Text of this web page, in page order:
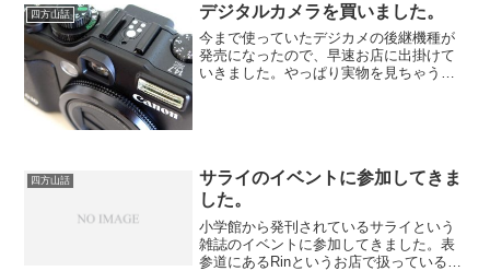
四方山話 デジタルカメラを買いました。
今まで使っていたデジカメの後継機種が
発売になったので、早速お店に出掛けて
いきました。やっぱり実物を見ちゃうと
四方山話
サライのイベントに参加してきま
した。
小学館から発刊されているサライという
雑誌のイベントに参加してきました。表
参道にあるRinというお店で扱っている日